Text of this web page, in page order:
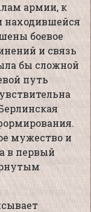
армии, к
находившейся
боевое
и связь
бы сложной
путь
мужество и
в первый